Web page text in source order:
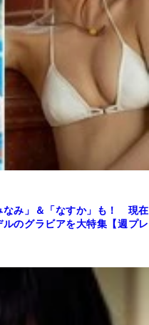
なみ」＆「なすか」も！ 現在
のグラビアを大特集【週プレ